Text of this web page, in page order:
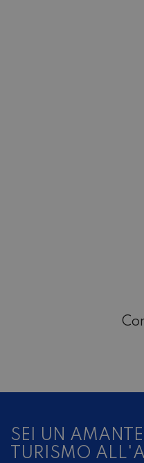
SEI UN
TURISMO